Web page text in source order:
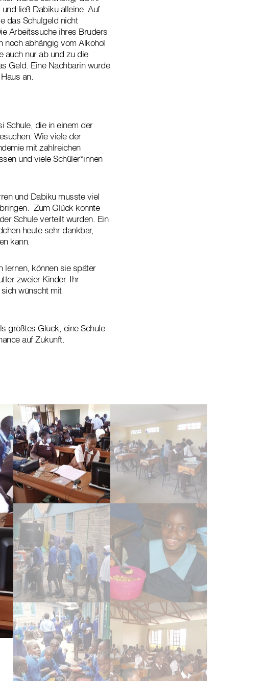
ließ Dabiku alleine. Auf
das Schulgeld nicht
Arbeitssuche ihres Bruders
noch abhängig vom Alkohol
auch nur ab und zu die
Geld. Eine Nachbarin wurde
an.
Schule, die in einem der
Wie viele der
mit zahlreichen
und viele Schüler*innen
und Dabiku musste viel
Zum Glück konnte
Schule verteilt wurden. Ein
heute sehr dankbar,
kann.
lernen, können sie später
zweier Kinder. Ihr
wünscht mit
größtes Glück, eine Schule
auf Zukunft.
Mittagessen
Die Schüler*innen kommen auch in die Schule, weil es täglich eine